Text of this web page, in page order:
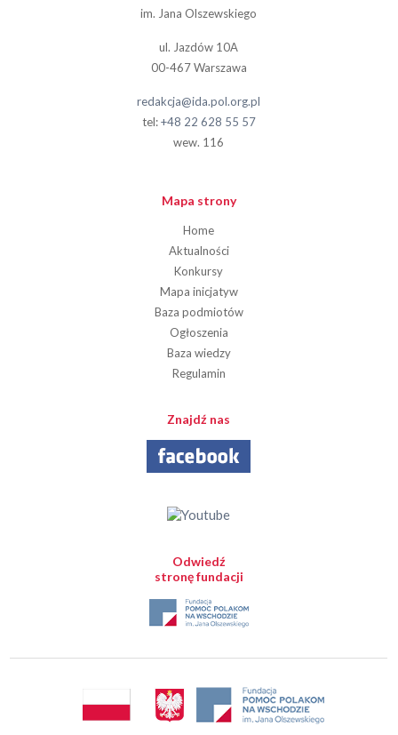
im. Jana Olszewskiego
ul. Jazdów 10A
00-467 Warszawa
redakcja@ida.pol.org.pl
tel:+48 22 628 55 57
wew. 116
Mapa strony
Home
Aktualności
Konkursy
Mapa inicjatyw
Baza podmiotów
Ogłoszenia
Baza wiedzy
Regulamin
Znajdź nas
Odwiedź
stronę fundacji